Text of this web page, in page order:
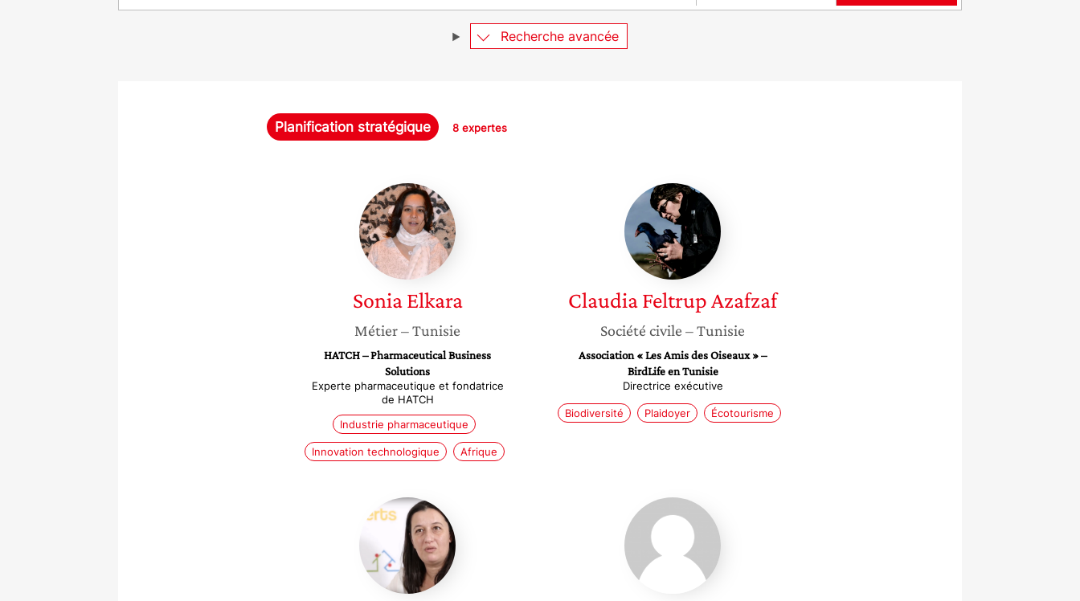
Recherche avancée
Planification stratégique 8 expertes
Sonia
Elkara
Sonia Elkara
Métier– Tunisie
HATCH – Pharmaceutical Business
Solutions
Experte pharmaceutique et fondatrice
de HATCH
Industrie pharmaceutique
Innovation technologique Afrique
Claudia
Feltrup
Azafzaf
ClaudiaFeltrup Azafzaf
Société civile – Tunisie
Association « Les Amis des Oiseaux » –
BirdLife en Tunisie
Directrice exécutive
Biodiversité Plaidoyer Écotourisme
Jihene
Belgasmi
Samoud
Lamia